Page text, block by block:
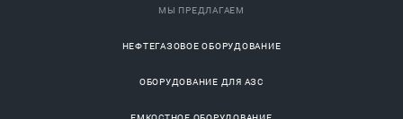
МЫ ПРЕДЛАГАЕМ
НЕФТЕГАЗОВОЕ ОБОРУДОВАНИЕ
ОБОРУДОВАНИЕ ДЛЯ АЗС